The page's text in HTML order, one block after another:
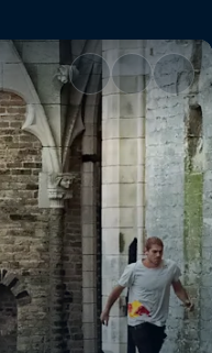
los